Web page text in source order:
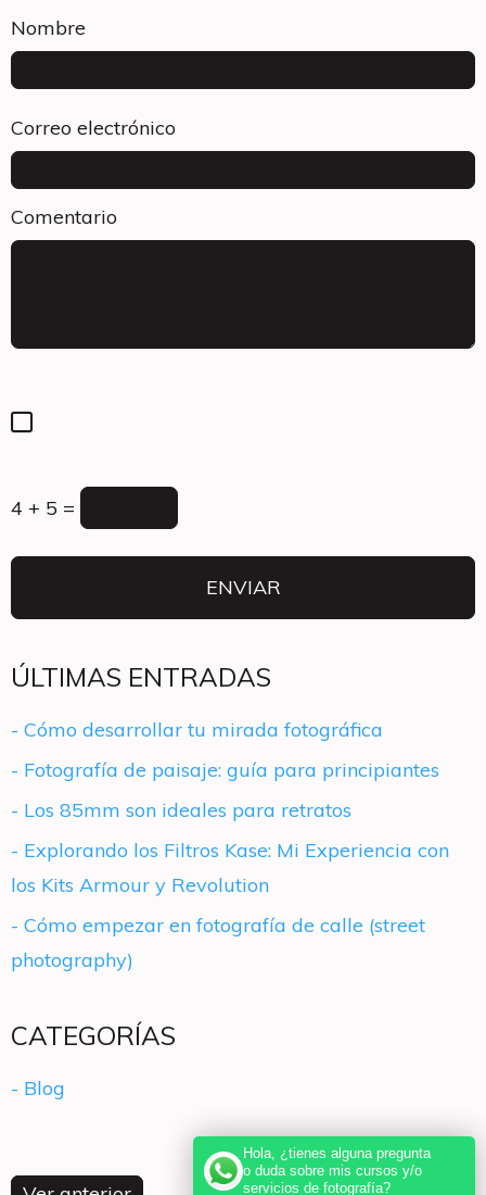
Nombre
Correo electrónico
Comentario
4 + 5 =
ÚLTIMAS ENTRADAS
- Cómo desarrollar tu mirada fotográfica
- Fotografía de paisaje: guía para principiantes
- Los 85mm son ideales para retratos
- Explorando los Filtros Kase: Mi Experiencia con
los Kits Armour y Revolution
- Cómo empezar en fotografía de calle (street
photography)
CATEGORÍAS
- Blog
Hola, ¿tienes alguna pregunta
o duda sobre mis cursos y/o
servicios de fotografía?